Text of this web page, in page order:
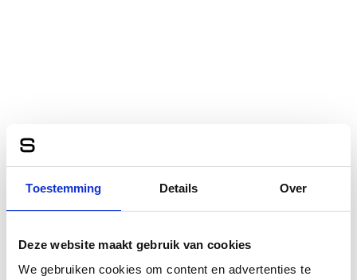
Toestemming Details Over
Deze website maakt gebruik van cookies
We gebruiken cookies om content en advertenties te